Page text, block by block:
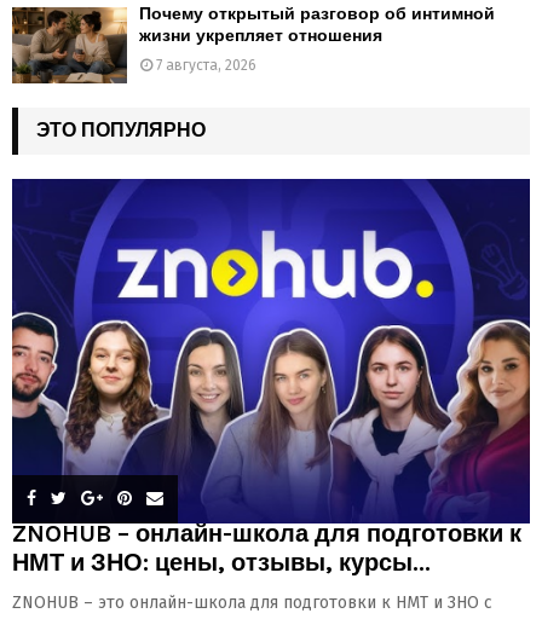
Почему открытый разговор об интимной
жизни укрепляет отношения
7 августа, 2026
ЭТО ПОПУЛЯРНО
ZNOHUB – онлайн-школа для подготовки к
НМТ и ЗНО: цены, отзывы, курсы...
ZNOHUB – это онлайн-школа для подготовки к НМТ и ЗНО с